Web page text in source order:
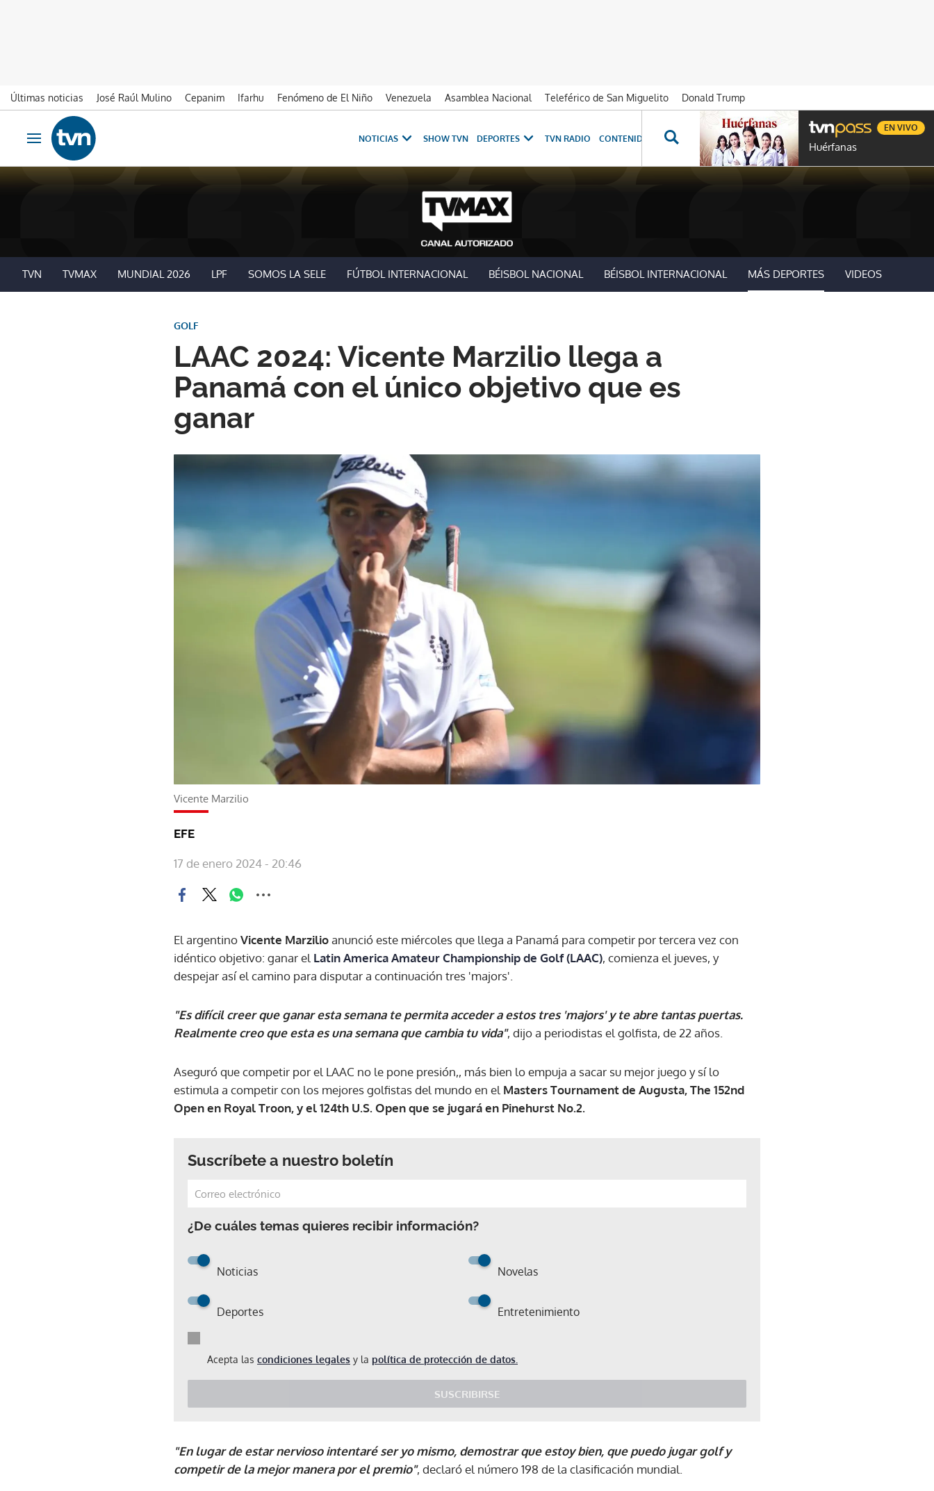
Últimas noticias José Raúl Mulino Cepanim Ifarhu Fenómeno de El Niño Venezuela Asamblea Nacional Teleférico de San Miguelito
Donald Trump
Ir al contenido
Obrir navegació
NOTICIAS SHOW TVN DEPORTES TVN RADIO CONTENIDOS ESPECIALES NOVELAS PROGRAMAS GENTE TVN
Huérfanas
EN VIVO
TVN TVMAX MUNDIAL 2026 LPF SOMOS LA SELE FÚTBOL INTERNACIONAL BÉISBOL NACIONAL BÉISBOL INTERNACIONAL MÁS DEPORTES VIDEOS
LAAC 2024: Vicente Marzilio llega a
Panamá con el único objetivo que es
ganar
GOLF
Vicente Marzilio
EFE
17 de enero 2024 - 20:46
El argentinoVicente Marzilioanunció este miércoles que llega a Panamá para competir por tercera vez con
idéntico objetivo: ganar el Latin America Amateur Championship de Golf (LAAC), comienza el jueves, y
despejar así el camino para disputar a continuación tres 'majors'.
"Es difícil creer que ganar esta semana te permita acceder a estos tres 'majors' y te abre tantas puertas.
Realmente creo que esta es una semana que cambia tu vida", dijo a periodistas el golfista, de 22 años.
Aseguró que competir por el LAAC no le pone presión,, más bien lo empuja a sacar su mejor juego y sí lo
estimula a competir con los mejores golfistas del mundo en el Masters Tournament de Augusta, The 152nd
Open en Royal Troon, y el 124th U.S. Open que se jugará en Pinehurst No.2.
Suscríbete a nuestro boletín
¿De cuáles temas quieres recibir información?
Noticias Novelas
Deportes Entretenimiento
Acepta las condiciones legales y la política de protección de datos.
SUSCRIBIRSE
"En lugar de estar nervioso intentaré ser yo mismo, demostrar que estoy bien, que puedo jugar golf y
competir de la mejor manera por el premio", declaró el número 198 de la clasificación mundial.